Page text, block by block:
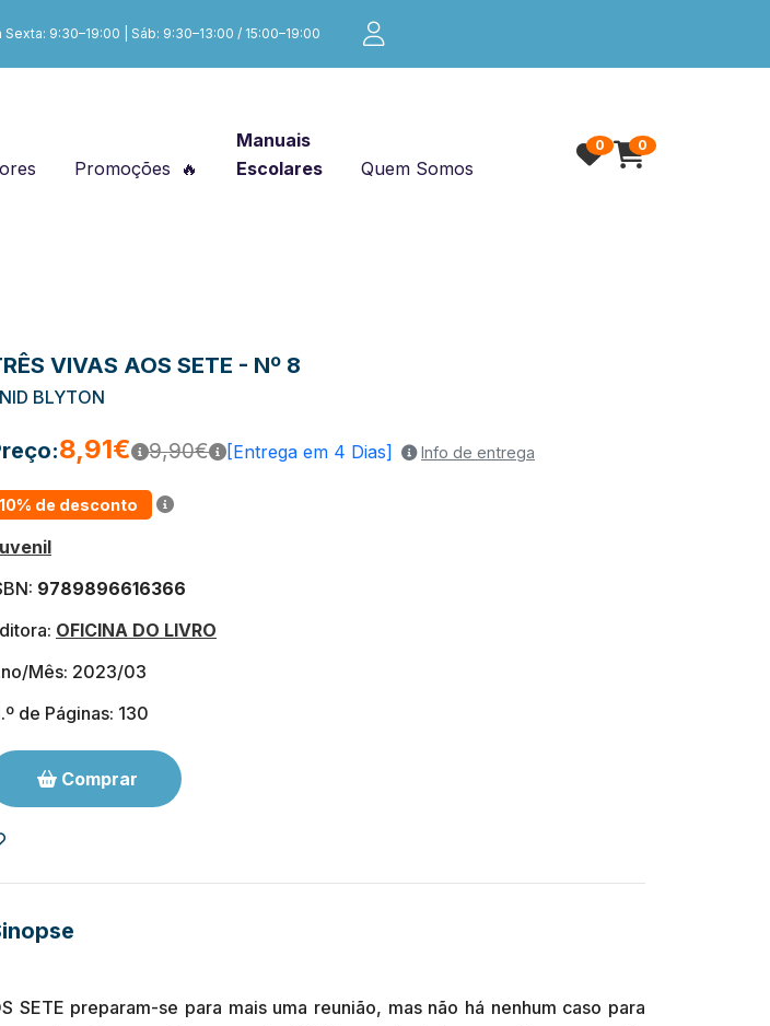
Sexta: 9:30–19:00 | Sáb: 9:30–13:00 / 15:00–19:00
Promoções
Manuais
Escolares
Quem Somos
0 0
VIVAS AOS SETE - Nº 8
BLYTON
8,91€ 9,90€ [Entrega em 4 Dias] Info de entrega
10% de desconto
9789896616366
OFICINA DO LIVRO
Mês: 2023/03
de Páginas: 130
Comprar
SETE preparam-se para mais uma reunião, mas não há nenhum caso para